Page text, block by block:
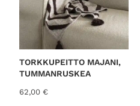
TORKKUPEITTO MAJANI,
TUMMANRUSKEA
62,00 €